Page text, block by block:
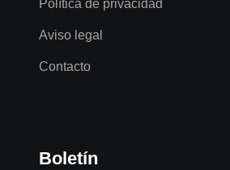
Política de privacidad
Aviso legal
Contacto
Boletín